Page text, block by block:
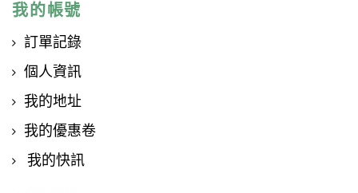
我的帳號
訂單記錄
個人資訊
我的地址
我的優惠卷
我的快訊